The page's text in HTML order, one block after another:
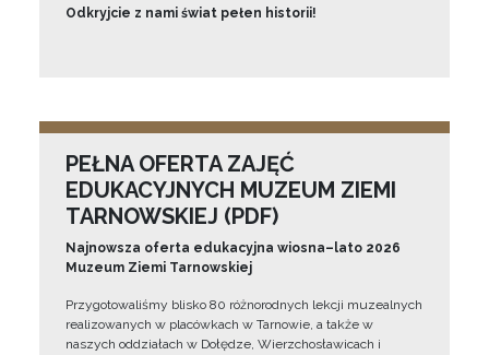
Odkryjcie z nami świat pełen historii!
PEŁNA OFERTA ZAJĘĆ
EDUKACYJNYCH MUZEUM ZIEMI
TARNOWSKIEJ (PDF)
Najnowsza oferta edukacyjna wiosna–lato 2026
Muzeum Ziemi Tarnowskiej
Przygotowaliśmy blisko 80 różnorodnych lekcji muzealnych
realizowanych w placówkach w Tarnowie, a także w
naszych oddziałach w Dołędze, Wierzchosławicach i